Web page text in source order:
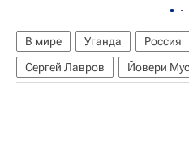
В мире Уганда Россия
Сергей Лавров
Йовери